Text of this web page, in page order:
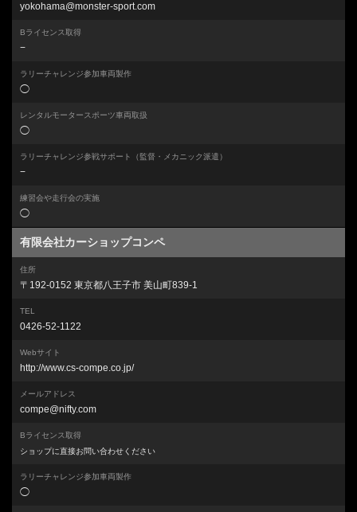
yokohama@monster-sport.com
Bライセンス取得
−
ラリーチャレンジ参加車両製作
◯
レンタルモータースポーツ車両取扱
◯
ラリーチャレンジ参戦サポート （監督・メカニック派遣）
−
練習会や走行会の実施
◯
有限会社カーショップコンペ
住所
〒192-0152 東京都八王子市 美山町839-1
TEL
0426-52-1122
Webサイト
http://www.cs-compe.co.jp/
メールアドレス
compe@nifty.com
Bライセンス取得
ショップに直接お問い合わせください
ラリーチャレンジ参加車両製作
◯